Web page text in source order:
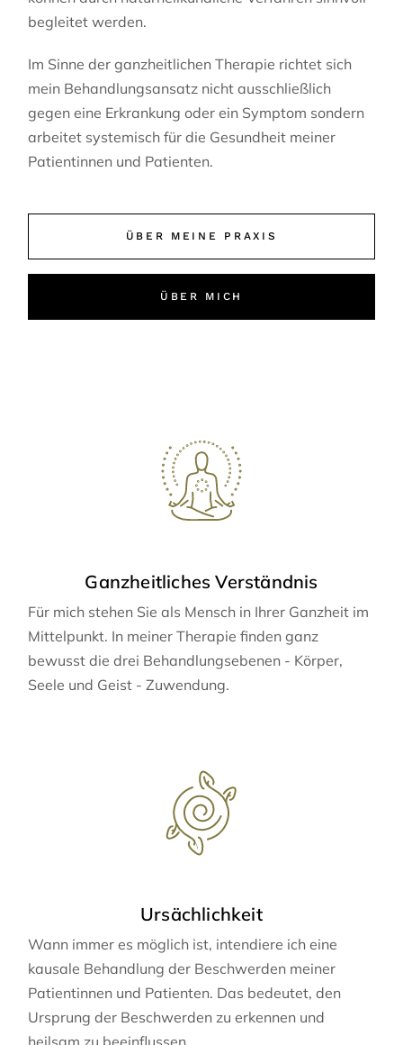
begleitet werden.
Im Sinne der ganzheitlichen Therapie richtet sich
mein Behandlungsansatz nicht ausschließlich
gegen eine Erkrankung oder ein Symptom sondern
arbeitet systemisch für die Gesundheit meiner
Patientinnen und Patienten.
ÜBER MEINE PRAXIS
ÜBER MICH
Ganzheitliches Verständnis
Für mich stehen Sie als Mensch in Ihrer Ganzheit im
Mittelpunkt. In meiner Therapie finden ganz
bewusst die drei Behandlungsebenen - Körper,
Seele und Geist - Zuwendung.
Ursächlichkeit
Wann immer es möglich ist, intendiere ich eine
kausale Behandlung der Beschwerden meiner
Patientinnen und Patienten. Das bedeutet, den
Ursprung der Beschwerden zu erkennen und